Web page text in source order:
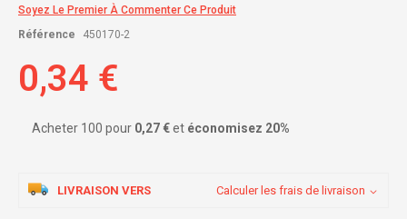
of
images
Soyez Le Premier À Commenter Ce Produit
Référence
450170-2
0,34 €
Acheter 100 pour 0,27 €et économisez 20%
LIVRAISON VERS Calculer les frais de livraison